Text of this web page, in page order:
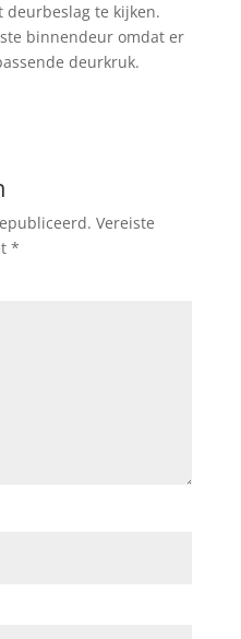
te kijken.
binnendeur omdat er
deurkruk.
Vereiste
*